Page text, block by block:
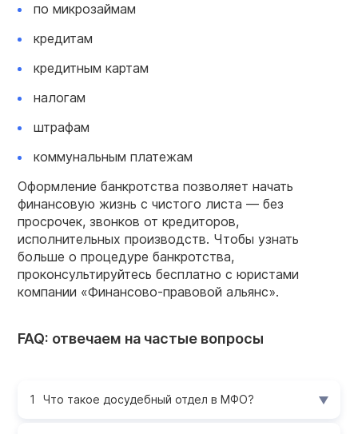
по микрозаймам
кредитам
кредитным картам
налогам
штрафам
коммунальным платежам
Оформление банкротства позволяет начать
финансовую жизнь с чистого листа — без
просрочек, звонков от кредиторов,
исполнительных производств. Чтобы узнать
больше о процедуре банкротства,
проконсультируйтесь бесплатно с юристами
компании «Финансово-правовой альянс».
FAQ: отвечаем на частые вопросы
Что такое досудебный отдел в МФО?